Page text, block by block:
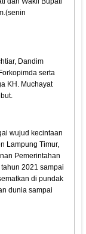
Dandim
serta
KH. Muchayat
wujud kecintaan
Lampung Timur,
Pemerintahan
2021 sampai
di pundak
dunia sampai